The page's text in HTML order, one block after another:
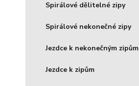
Spirálové dělitelné zipy
Spirálové nekonečné zipy
Jezdce k nekonečným zipům
Jezdce k zipům